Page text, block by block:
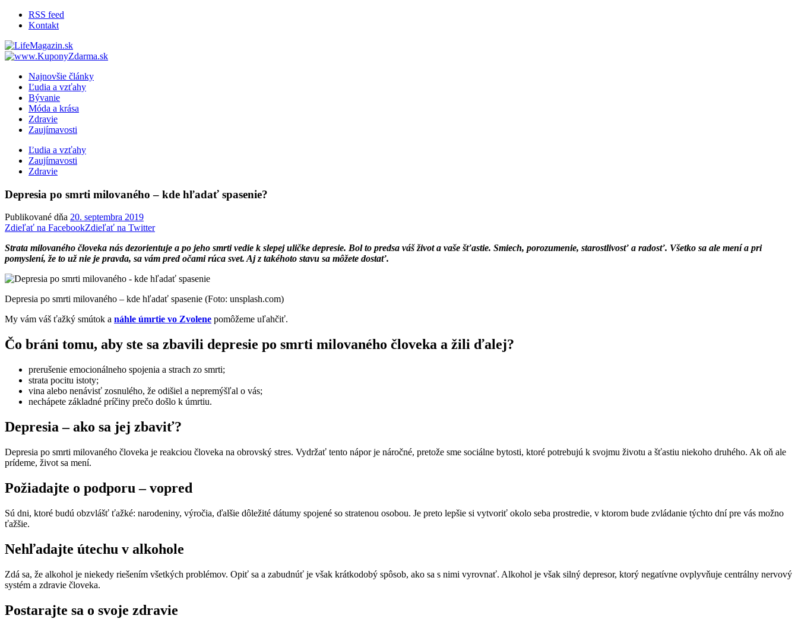
RSS feed
Kontakt
Najnovšie články
Ľudia a vzťahy
Bývanie
Móda a krása
Zdravie
Zaujímavosti
Ľudia a vzťahy
Zaujímavosti
Zdravie
Depresia po smrti milovaného – kde hľadať spasenie?
Publikované dňa 20. septembra 2019
Zdieľať na FacebookZdieľať na Twitter
Strata milovaného človeka nás dezorientuje a po jeho smrti vedie k slepej uličke depresie. Bol to predsa váš život a vaše šťastie. Smiech, porozumenie, starostlivosť a radosť. Všetko sa ale mení a pri
pomyslení, že to už nie je pravda, sa vám pred očami rúca svet. Aj z takéhoto stavu sa môžete dostať.
Depresia po smrti milovaného – kde hľadať spasenie (Foto: unsplash.com)
My vám váš ťažký smútok a náhle úmrtie vo Zvolene pomôžeme uľahčiť.
Čo bráni tomu, aby ste sa zbavili depresie po smrti milovaného človeka a žili ďalej?
prerušenie emocionálneho spojenia a strach zo smrti;
strata pocitu istoty;
vina alebo nenávisť zosnulého, že odišiel a nepremýšľal o vás;
nechápete základné príčiny prečo došlo k úmrtiu.
Depresia – ako sa jej zbaviť?
Depresia po smrti milovaného človeka je reakciou človeka na obrovský stres. Vydržať tento nápor je náročné, pretože sme sociálne bytosti, ktoré potrebujú k svojmu životu a šťastiu niekoho druhého. Ak oň ale
prídeme, život sa mení.
Požiadajte o podporu – vopred
Sú dni, ktoré budú obzvlášť ťažké: narodeniny, výročia, ďalšie dôležité dátumy spojené so stratenou osobou. Je preto lepšie si vytvoriť okolo seba prostredie, v ktorom bude zvládanie týchto dní pre vás možno
ťažšie.
Nehľadajte útechu v alkohole
Zdá sa, že alkohol je niekedy riešením všetkých problémov. Opiť sa a zabudnúť je však krátkodobý spôsob, ako sa s nimi vyrovnať. Alkohol je však silný depresor, ktorý negatívne ovplyvňuje centrálny nervový
systém a zdravie človeka.
Postarajte sa o svoje zdravie